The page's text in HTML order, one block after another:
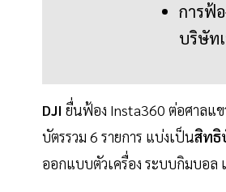
การฟ้
บริษัท
DJI ยื่นฟ้อง Insta360 ต่อศาลแ
บัตรรวม 6 รายการ แบ่งเป็นสิทธิ
ออกแบบตัวเครื่อง ระบบกิมบอล